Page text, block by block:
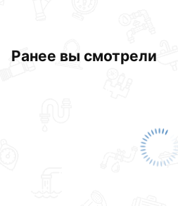
Ранее вы смотрели